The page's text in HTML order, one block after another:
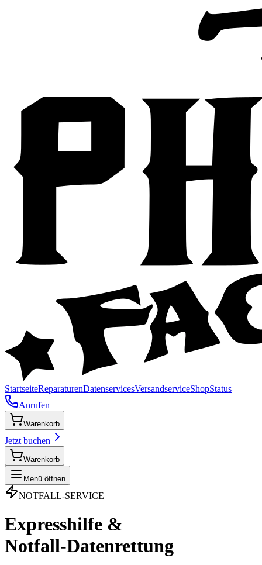
StartseiteReparaturenDatenservicesVersandserviceShopStatus
Anrufen
Warenkorb
Jetzt buchen
Warenkorb
Menü öffnen
NOTFALL-SERVICE
Expresshilfe &
Notfall-Datenrettung